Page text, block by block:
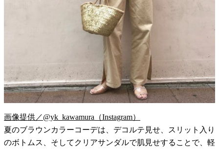
画像提供／@yk_kawamura（Instagram）
夏のブラウンカラーコーデは、デコルテ見せ、スリット入り
のボトムス、そしてクリアサンダルで肌見せすることで、軽